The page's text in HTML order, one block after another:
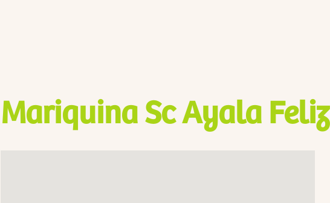
Mariquina Sc Ayala Feliz